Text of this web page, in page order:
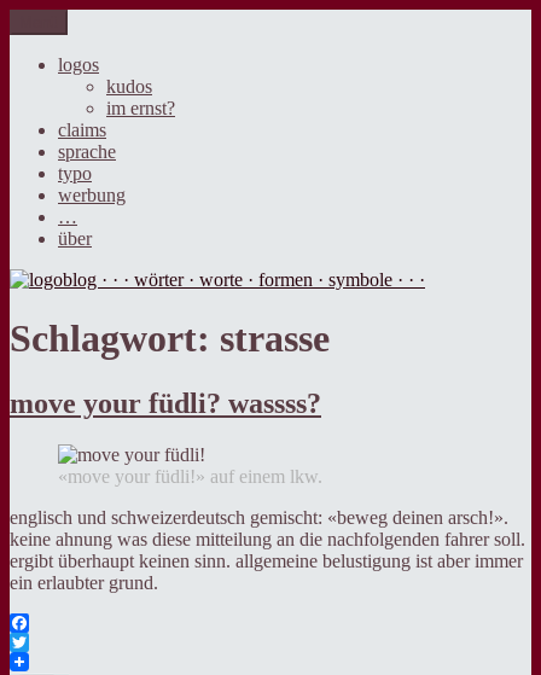
Inhalt
springen
logoblog · · · wörter · worte · formen · symbole · · ·
der blog über sprache, design und werbung.
logos
kudos
im ernst?
claims
sprache
typo
werbung
…
über
Schlagwort: strasse
move your füdli? wassss?
«move your füdli!» auf einem lkw.
englisch und schweizerdeutsch gemischt: «beweg deinen arsch!».
keine ahnung was diese mitteilung an die nachfolgenden fahrer soll.
ergibt überhaupt keinen sinn. allgemeine belustigung ist aber immer
ein erlaubter grund.
Facebook
Twitter